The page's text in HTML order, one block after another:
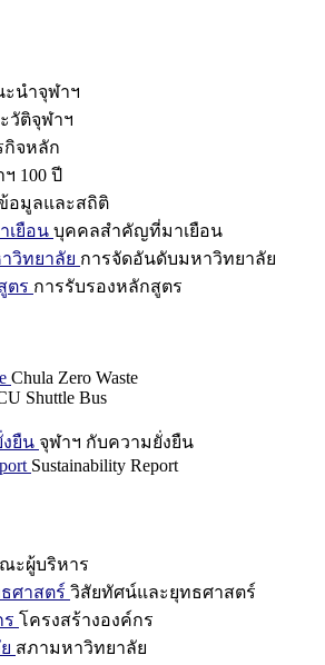
ะนำจุฬาฯ
วัติจุฬาฯ
กิจหลัก
100 ปี
อมูลและสถิติ
เยือน บุคคลสำคัญที่มาเยือน
วิทยาลัย การจัดอันดับมหาวิทยาลัย
ตร การรับรองหลักสูตร
Chula Zero Waste
Shuttle Bus
ยืน จุฬาฯ กับความยั่งยืน
Sustainability Report
ะผู้บริหาร
ศาสตร์ วิสัยทัศน์และยุทธศาสตร์
ร โครงสร้างองค์กร
สภามหาวิทยาลัย